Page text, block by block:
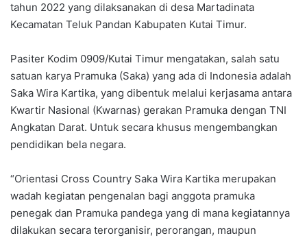
tahun 2022 yang dilaksanakan di desa Martadinata
Kecamatan Teluk Pandan Kabupaten Kutai Timur.
Pasiter Kodim 0909/Kutai Timur mengatakan, salah satu
satuan karya Pramuka (Saka) yang ada di Indonesia adalah
Saka Wira Kartika, yang dibentuk melalui kerjasama antara
Kwartir Nasional (Kwarnas) gerakan Pramuka dengan TNI
Angkatan Darat. Untuk secara khusus mengembangkan
pendidikan bela negara.
“Orientasi Cross Country Saka Wira Kartika merupakan
wadah kegiatan pengenalan bagi anggota pramuka
penegak dan Pramuka pandega yang di mana kegiatannya
dilakukan secara terorganisir, perorangan, maupun